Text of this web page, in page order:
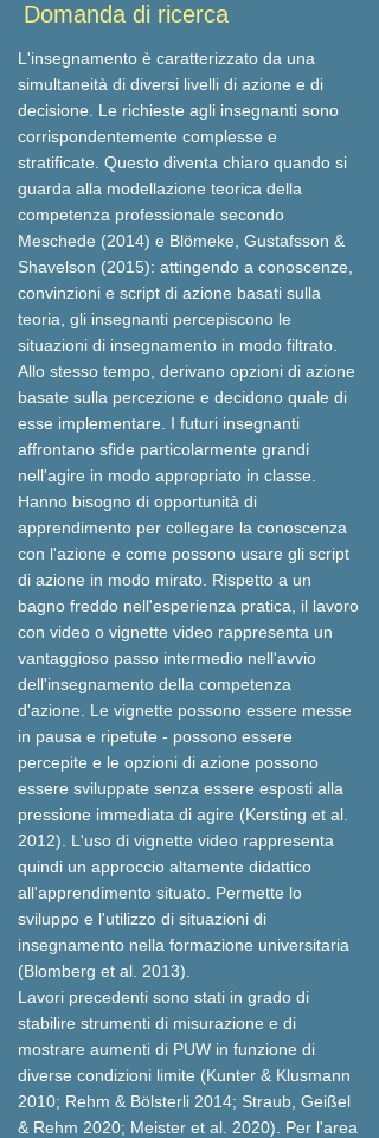
Domanda di ricerca
L'insegnamento è caratterizzato da una
simultaneità di diversi livelli di azione e di
decisione. Le richieste agli insegnanti sono
corrispondentemente complesse e
stratificate. Questo diventa chiaro quando si
guarda alla modellazione teorica della
competenza professionale secondo
Meschede (2014) e Blömeke, Gustafsson &
Shavelson (2015): attingendo a conoscenze,
convinzioni e script di azione basati sulla
teoria, gli insegnanti percepiscono le
situazioni di insegnamento in modo filtrato.
Allo stesso tempo, derivano opzioni di azione
basate sulla percezione e decidono quale di
esse implementare. I futuri insegnanti
affrontano sfide particolarmente grandi
nell'agire in modo appropriato in classe.
Hanno bisogno di opportunità di
apprendimento per collegare la conoscenza
con l'azione e come possono usare gli script
di azione in modo mirato. Rispetto a un
bagno freddo nell'esperienza pratica, il lavoro
con video o vignette video rappresenta un
vantaggioso passo intermedio nell'avvio
dell'insegnamento della competenza
d'azione. Le vignette possono essere messe
in pausa e ripetute - possono essere
percepite e le opzioni di azione possono
essere sviluppate senza essere esposti alla
pressione immediata di agire (Kersting et al.
2012). L'uso di vignette video rappresenta
quindi un approccio altamente didattico
all'apprendimento situato. Permette lo
sviluppo e l'utilizzo di situazioni di
insegnamento nella formazione universitaria
(Blomberg et al. 2013).
Lavori precedenti sono stati in grado di
stabilire strumenti di misurazione e di
mostrare aumenti di PUW in funzione di
diverse condizioni limite (Kunter & Klusmann
2010; Rehm & Bölsterli 2014; Straub, Geißel
& Rehm 2020; Meister et al. 2020). Per l'area